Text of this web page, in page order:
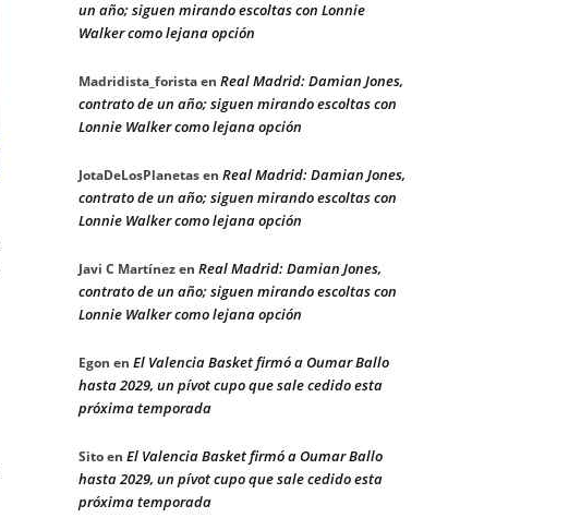
un año; siguen mirando escoltas con Lonnie
Walker como lejana opción
Madridista_foristaen Real Madrid: Damian Jones,
contrato de un año; siguen mirando escoltas con
Lonnie Walker como lejana opción
JotaDeLosPlanetasen Real Madrid: Damian Jones,
contrato de un año; siguen mirando escoltas con
Lonnie Walker como lejana opción
Javi C Martínezen Real Madrid: Damian Jones,
contrato de un año; siguen mirando escoltas con
Lonnie Walker como lejana opción
Egon en El Valencia Basket firmó a Oumar Ballo
hasta 2029, un pívot cupo que sale cedido esta
próxima temporada
Sitoen El Valencia Basket firmó a Oumar Ballo
hasta 2029, un pívot cupo que sale cedido esta
próxima temporada